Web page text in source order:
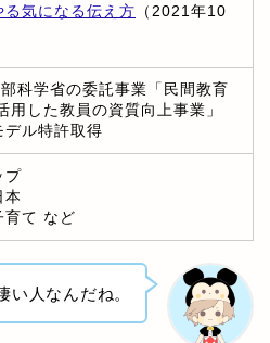
る気になる伝え方 （2021年10
科学省の委託事業「民間教育
用した教員の資質向上事業」
デル特許取得
プ
本
育て など
い人なんだね。